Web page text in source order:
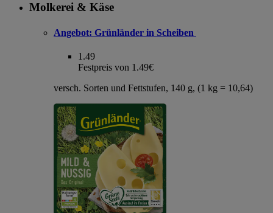
Molkerei & Käse
Angebot: Grünländer in Scheiben
1.49
Festpreis von 1.49€
versch. Sorten und Fettstufen, 140 g, (1 kg = 10,64)